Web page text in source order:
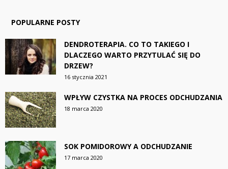
POPULARNE POSTY
DENDROTERAPIA. CO TO TAKIEGO I
DLACZEGO WARTO PRZYTULAĆ SIĘ DO
DRZEW?
16 stycznia 2021
WPŁYW CZYSTKA NA PROCES ODCHUDZANIA
18 marca 2020
SOK POMIDOROWY A ODCHUDZANIE
17 marca 2020